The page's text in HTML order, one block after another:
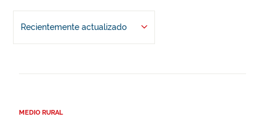
Recientemente actualizado
MEDIO RURAL